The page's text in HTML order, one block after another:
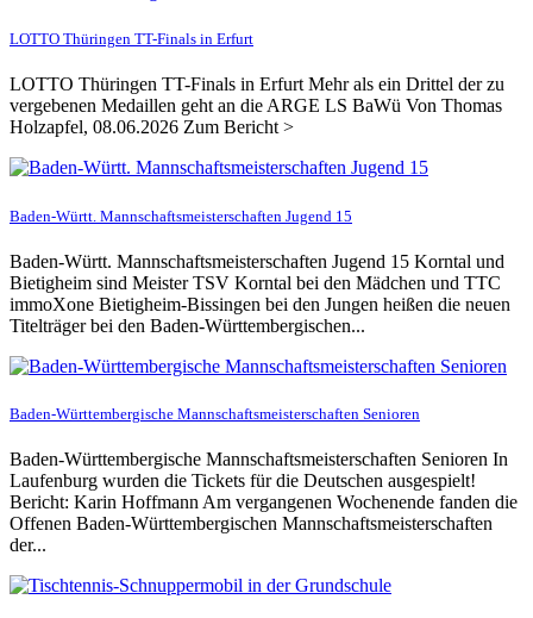
LOTTO Thüringen TT-Finals in Erfurt
LOTTO Thüringen TT-Finals in Erfurt Mehr als ein Drittel der zu
vergebenen Medaillen geht an die ARGE LS BaWü Von Thomas
Holzapfel, 08.06.2026 Zum Bericht >
Baden-Württ. Mannschaftsmeisterschaften Jugend 15
Baden-Württ. Mannschaftsmeisterschaften Jugend 15 Korntal und
Bietigheim sind Meister TSV Korntal bei den Mädchen und TTC
immoXone Bietigheim-Bissingen bei den Jungen heißen die neuen
Titelträger bei den Baden-Württembergischen...
Baden-Württembergische Mannschaftsmeisterschaften Senioren
Baden-Württembergische Mannschaftsmeisterschaften Senioren In
Laufenburg wurden die Tickets für die Deutschen ausgespielt!
Bericht: Karin Hoffmann Am vergangenen Wochenende fanden die
Offenen Baden-Württembergischen Mannschaftsmeisterschaften
der...